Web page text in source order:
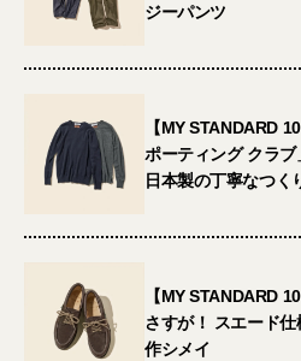
ジーパンツ
【MY STANDARD
ポーティング クラ
日本製の丁寧なつく
【MY STANDARD
さすが！ スエード
作シメイ